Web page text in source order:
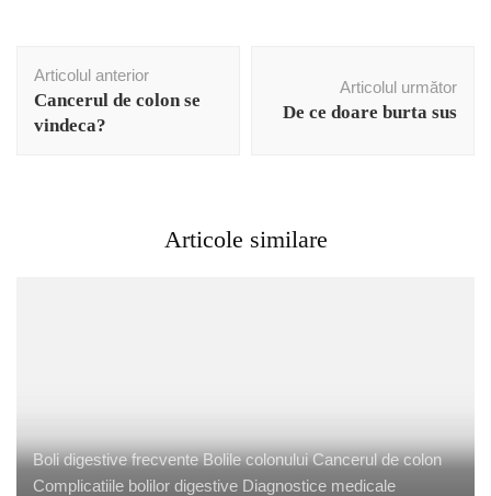
în
articole
Articolul anterior
Cancerul de colon se
vindeca?
Articolul următor
De ce doare burta sus
Articole similare
Boli digestive frecvente Bolile colonului Cancerul de colon
Complicatiile bolilor digestive Diagnostice medicale